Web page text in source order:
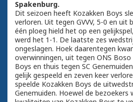
Spakenburg.
Dit seizoen heeft Kozakken Boys
verloren. Uit tegen GVVV, 5-0 en uit
één ploeg hield het op een
werd het 1-1. De laatste zes
ongeslagen. Hoek daarentegen
overwinningen, uit tegen ONS Boso
Boys en thuis tegen SC
gelijk gespeeld en zeven keer
speelde Kozakken Boys de
Genemuiden. Hoewel de bezoekers